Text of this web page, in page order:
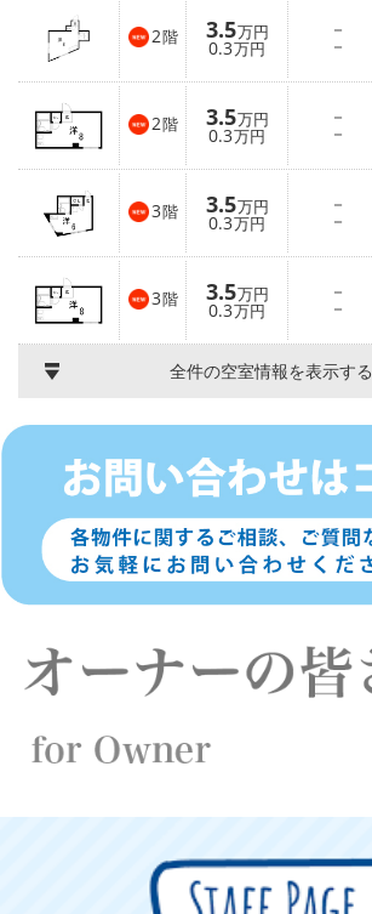
2階 3.5万円
0.3万円
－
－
2階 3.5万円
0.3万円
－
－
3階 3.5万円
0.3万円
－
－
3階 3.5万円
0.3万円
－
－
全件の空室情報を表示する